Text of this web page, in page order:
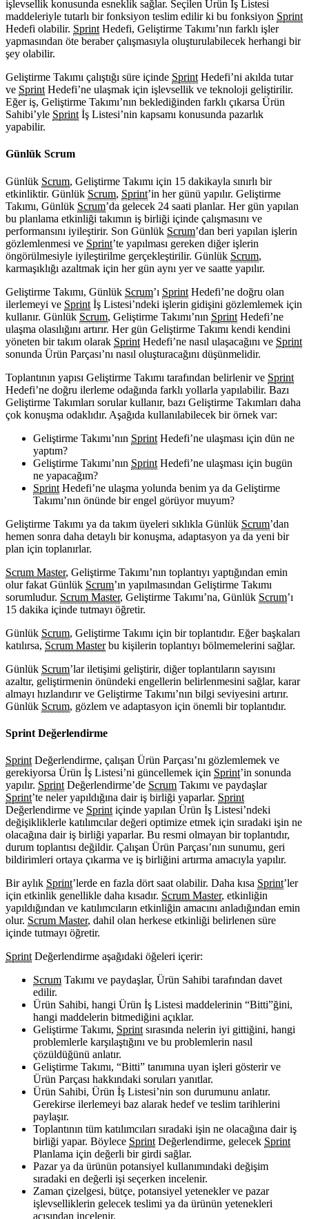
işlevsellik konusunda esneklik sağlar. Seçilen Ürün İş Listesi
maddeleriyle tutarlı bir fonksiyon teslim edilir ki bu fonksiyon Sprint
Hedefi olabilir. Sprint Hedefi, Geliştirme Takımı’nın farklı işler
yapmasından öte beraber çalışmasıyla oluşturulabilecek herhangi bir
şey olabilir.
Geliştirme Takımı çalıştığı süre içinde Sprint Hedefi’ni akılda tutar
ve Sprint Hedefi’ne ulaşmak için işlevsellik ve teknoloji geliştirilir.
Eğer iş, Geliştirme Takımı’nın beklediğinden farklı çıkarsa Ürün
Sahibi’yle Sprint İş Listesi’nin kapsamı konusunda pazarlık
yapabilir.
Günlük Scrum
Günlük Scrum, Geliştirme Takımı için 15 dakikayla sınırlı bir
etkinliktir. Günlük Scrum, Sprint’in her günü yapılır. Geliştirme
Takımı, Günlük Scrum’da gelecek 24 saati planlar. Her gün yapılan
bu planlama etkinliği takımın iş birliği içinde çalışmasını ve
performansını iyileştirir. Son Günlük Scrum’dan beri yapılan işlerin
gözlemlenmesi ve Sprint’te yapılması gereken diğer işlerin
öngörülmesiyle iyileştirilme gerçekleştirilir. Günlük Scrum,
karmaşıklığı azaltmak için her gün aynı yer ve saatte yapılır.
Geliştirme Takımı, Günlük Scrum’ı Sprint Hedefi’ne doğru olan
ilerlemeyi ve Sprint İş Listesi’ndeki işlerin gidişini gözlemlemek için
kullanır. Günlük Scrum, Geliştirme Takımı’nın Sprint Hedefi’ne
ulaşma olasılığını artırır. Her gün Geliştirme Takımı kendi kendini
yöneten bir takım olarak Sprint Hedefi’ne nasıl ulaşacağını ve Sprint
sonunda Ürün Parçası’nı nasıl oluşturacağını düşünmelidir.
Toplantının yapısı Geliştirme Takımı tarafından belirlenir ve Sprint
Hedefi’ne doğru ilerleme odağında farklı yollarla yapılabilir. Bazı
Geliştirme Takımları sorular kullanır, bazı Geliştirme Takımları daha
çok konuşma odaklıdır. Aşağıda kullanılabilecek bir örnek var:
Geliştirme Takımı’nın Sprint Hedefi’ne ulaşması için dün ne
yaptım?
Geliştirme Takımı’nın Sprint Hedefi’ne ulaşması için bugün
ne yapacağım?
Sprint Hedefi’ne ulaşma yolunda benim ya da Geliştirme
Takımı’nın önünde bir engel görüyor muyum?
Geliştirme Takımı ya da takım üyeleri sıklıkla Günlük Scrum’dan
hemen sonra daha detaylı bir konuşma, adaptasyon ya da yeni bir
plan için toplanırlar.
Scrum Master, Geliştirme Takımı’nın toplantıyı yaptığından emin
olur fakat Günlük Scrum’ın yapılmasından Geliştirme Takımı
sorumludur. Scrum Master, Geliştirme Takımı’na, Günlük Scrum’ı
15 dakika içinde tutmayı öğretir.
Günlük Scrum, Geliştirme Takımı için bir toplantıdır. Eğer başkaları
katılırsa, Scrum Masterbu kişilerin toplantıyı bölmemelerini sağlar.
Günlük Scrum’lar iletişimi geliştirir, diğer toplantıların sayısını
azaltır, geliştirmenin önündeki engellerin belirlenmesini sağlar, karar
almayı hızlandırır ve Geliştirme Takımı’nın bilgi seviyesini artırır.
Günlük Scrum, gözlem ve adaptasyon için önemli bir toplantıdır.
Sprint Değerlendirme
Sprint Değerlendirme, çalışan Ürün Parçası’nı gözlemlemek ve
gerekiyorsa Ürün İş Listesi’ni güncellemek için Sprint’in sonunda
yapılır. Sprint Değerlendirme’de Scrum Takımı ve paydaşlar
Sprint’te neler yapıldığına dair iş birliği yaparlar. Sprint
Değerlendirme ve Sprint içinde yapılan Ürün İş Listesi’ndeki
değişikliklerle katılımcılar değeri optimize etmek için sıradaki işin ne
olacağına dair iş birliği yaparlar. Bu resmi olmayan bir toplantıdır,
durum toplantısı değildir. Çalışan Ürün Parçası’nın sunumu, geri
bildirimleri ortaya çıkarma ve iş birliğini artırma amacıyla yapılır.
Bir aylık Sprint’lerde en fazla dört saat olabilir. Daha kısa Sprint’ler
için etkinlik genellikle daha kısadır. Scrum Master, etkinliğin
yapıldığından ve katılımcıların etkinliğin amacını anladığından emin
olur. Scrum Master, dahil olan herkese etkinliği belirlenen süre
içinde tutmayı öğretir.
Sprint Değerlendirme aşağıdaki öğeleri içerir:
Scrum Takımı ve paydaşlar, Ürün Sahibi tarafından davet
edilir.
Ürün Sahibi, hangi Ürün İş Listesi maddelerinin “Bitti”ğini,
hangi maddelerin bitmediğini açıklar.
Geliştirme Takımı, Sprint sırasında nelerin iyi gittiğini, hangi
problemlerle karşılaştığını ve bu problemlerin nasıl
çözüldüğünü anlatır.
Geliştirme Takımı, “Bitti” tanımına uyan işleri gösterir ve
Ürün Parçası hakkındaki soruları yanıtlar.
Ürün Sahibi, Ürün İş Listesi’nin son durumunu anlatır.
Gerekirse ilerlemeyi baz alarak hedef ve teslim tarihlerini
paylaşır.
Toplantının tüm katılımcıları sıradaki işin ne olacağına dair iş
birliği yapar. Böylece Sprint Değerlendirme, gelecek Sprint
Planlama için değerli bir girdi sağlar.
Pazar ya da ürünün potansiyel kullanımındaki değişim
sıradaki en değerli işi seçerken incelenir.
Zaman çizelgesi, bütçe, potansiyel yetenekler ve pazar
işlevselliklerin gelecek teslimi ya da ürünün yetenekleri
açışından incelenir.